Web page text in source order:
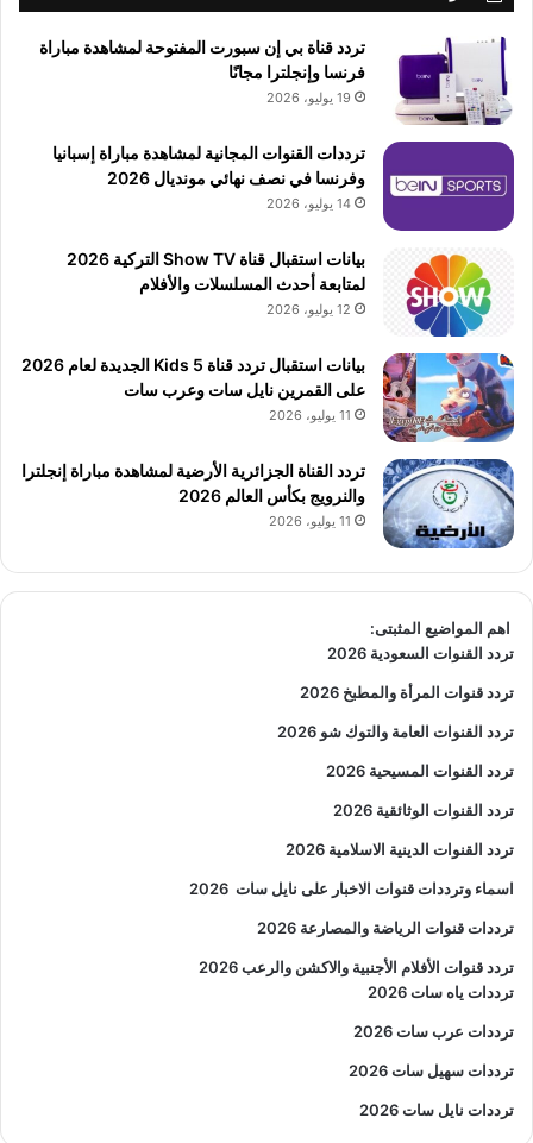
تردد قناة بي إن سبورت المفتوحة لمشاهدة مباراة
فرنسا وإنجلترا مجانًا
19 يوليو، 2026
ترددات القنوات المجانية لمشاهدة مباراة إسبانيا
وفرنسا في نصف نهائي مونديال 2026
14 يوليو، 2026
بيانات استقبال قناة Show TV التركية 2026
لمتابعة أحدث المسلسلات والأفلام
12 يوليو، 2026
بيانات استقبال تردد قناة 5 Kids الجديدة لعام 2026
على القمرين نايل سات وعرب سات
11 يوليو، 2026
تردد القناة الجزائرية الأرضية لمشاهدة مباراة إنجلترا
والنرويج بكأس العالم 2026
11 يوليو، 2026
اهم المواضيع المثبتى:
تردد القنوات السعودية 2026
تردد قنوات المرأة والمطبخ 2026
تردد القنوات العامة والتوك شو 2026
تردد القنوات المسيحية 2026
تردد القنوات الوثائقية 2026
تردد القنوات الدينية الاسلامية 2026
اسماء وترددات قنوات الاخبار على نايل سات 2026
ترددات قنوات الرياضة والمصارعة 2026
تردد قنوات الأفلام الأجنبية والاكشن والرعب2026
ترددات ياه سات 2026
ترددات عرب سات 2026
ترددات سهيل سات 2026
ترددات نايل سات 2026